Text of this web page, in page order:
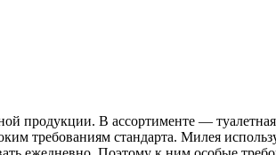
В ассортименте —
требованиям стандарта. Милея